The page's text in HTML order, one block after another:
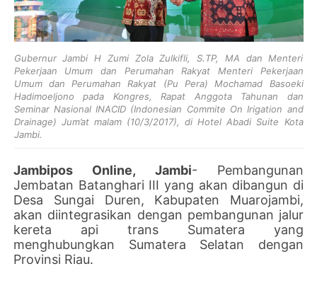
Gubernur Jambi H Zumi Zola Zulkifli, S.TP, MA dan Menteri
Pekerjaan Umum dan Perumahan Rakyat Menteri Pekerjaan
Umum dan Perumahan Rakyat (Pu Pera) Mochamad Basoeki
Hadimoeljono pada Kongres, Rapat Anggota Tahunan dan
Seminar Nasional INACID (Indonesian Commite On Irigation and
Drainage) Jum’at malam (10/3/2017), di Hotel Abadi Suite Kota
Jambi.
Jambipos Online, Jambi- Pembangunan
Jembatan Batanghari III yang akan dibangun di
Desa Sungai Duren, Kabupaten Muarojambi,
akan diintegrasikan dengan pembangunan jalur
kereta api trans Sumatera yang
menghubungkan Sumatera Selatan dengan
Provinsi Riau.